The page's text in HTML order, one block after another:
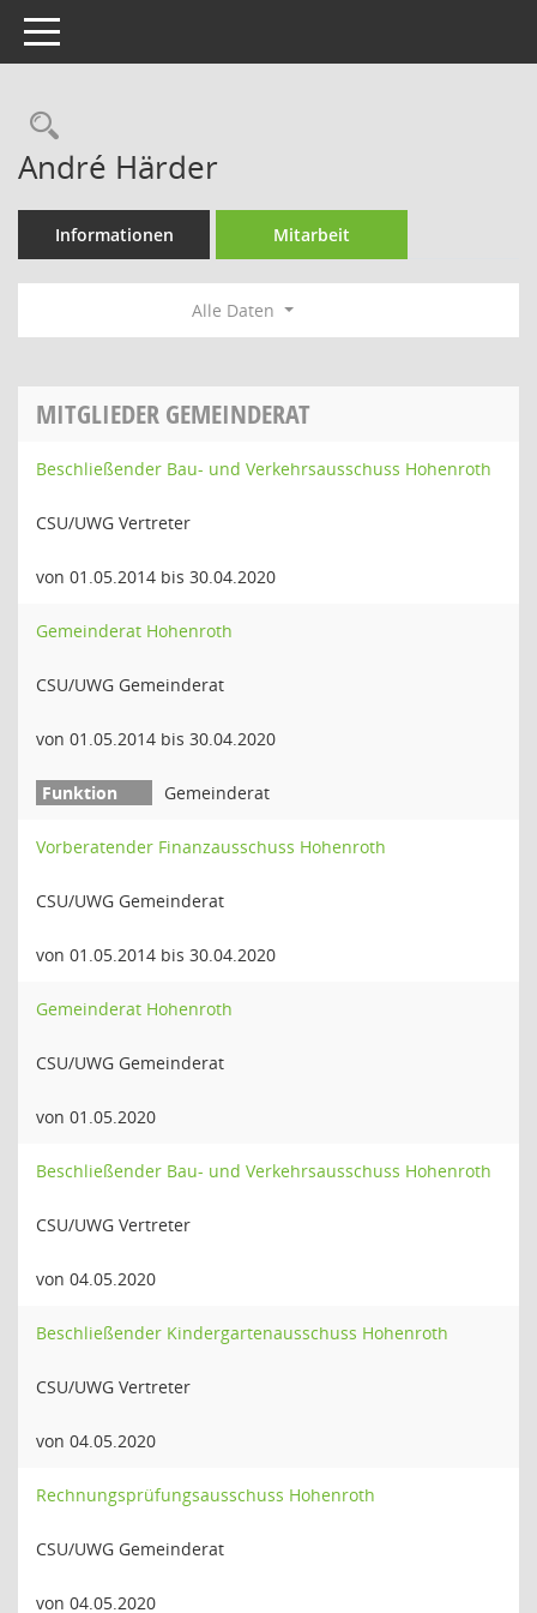
Toggle navigation
Rechercheauswahl
André Härder
Informationen Mitarbeit
Alle Daten
MITGLIEDER GEMEINDERAT
Beschließender Bau- und Verkehrsausschuss Hohenroth
CSU/UWG Vertreter
von 01.05.2014 bis 30.04.2020
Gemeinderat Hohenroth
CSU/UWG Gemeinderat
von 01.05.2014 bis 30.04.2020
Gemeinderat
Vorberatender Finanzausschuss Hohenroth
CSU/UWG Gemeinderat
von 01.05.2014 bis 30.04.2020
Gemeinderat Hohenroth
CSU/UWG Gemeinderat
von 01.05.2020
Beschließender Bau- und Verkehrsausschuss Hohenroth
CSU/UWG Vertreter
von 04.05.2020
Beschließender Kindergartenausschuss Hohenroth
CSU/UWG Vertreter
von 04.05.2020
Rechnungsprüfungsausschuss Hohenroth
CSU/UWG Gemeinderat
von 04.05.2020